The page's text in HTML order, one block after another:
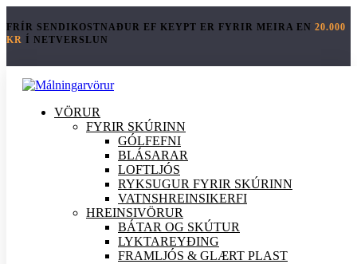
FRÍR SENDIKOSTNAÐUR EF KEYPT ER FYRIR MEIRA EN 20.000
KR Í NETVERSLUN
VÖRUR
FYRIR SKÚRINN
GÓLFEFNI
BLÁSARAR
LOFTLJÓS
RYKSUGUR FYRIR SKÚRINN
VATNSHREINSIKERFI
HREINSIVÖRUR
BÁTAR OG SKÚTUR
LYKTAREYÐING
FRAMLJÓS & GLÆRT PLAST